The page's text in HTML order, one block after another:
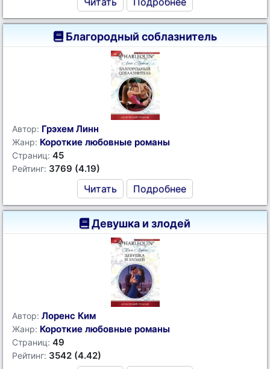
Благородный соблазнитель
Автор: Грэхем Линн
Жанр: Короткие любовные романы
Страниц: 45
Рейтинг: 3769 (4.19)
Читать Подробнее
Девушка и злодей
Автор: Лоренс Ким
Жанр: Короткие любовные романы
Страниц: 49
Рейтинг: 3542 (4.42)